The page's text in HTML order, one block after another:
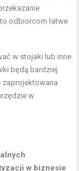
odbiorcom łatwe
w stojaki lub inne
będą bardziej
zaprojektowana
w
w biznesie